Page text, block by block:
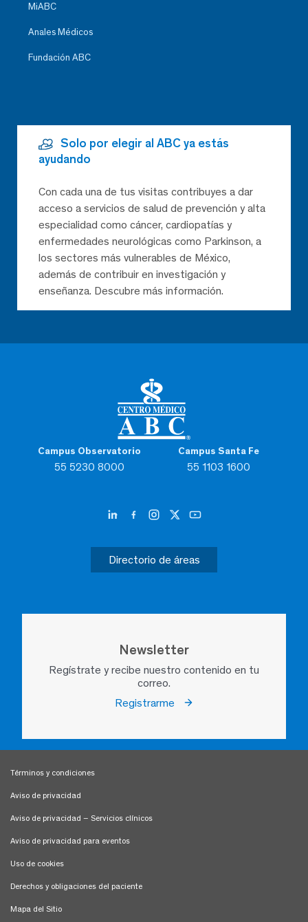
Campus Observatorio
55 5230 8000
Campus Santa Fe
55 1103 1600
Directorio de áreas
Newsletter
Regístrate y recibe nuestro contenido en tu
correo.
Registrarme
MiABC
Anales Médicos
Fundación ABC
Solo por elegir al ABC ya estás
ayudando
Con cada una de tus visitas contribuyes a dar
acceso a servicios de salud de prevención y alta
especialidad como cáncer, cardiopatías y
enfermedades neurológicas como Parkinson, a
los sectores más vulnerables de México,
además de contribuir en investigación y
enseñanza. Descubre más información.
Términos y condiciones
Aviso de privacidad
Aviso de privacidad – Servicios clínicos
Aviso de privacidad para eventos
Uso de cookies
Derechos y obligaciones del paciente
Mapa del Sitio